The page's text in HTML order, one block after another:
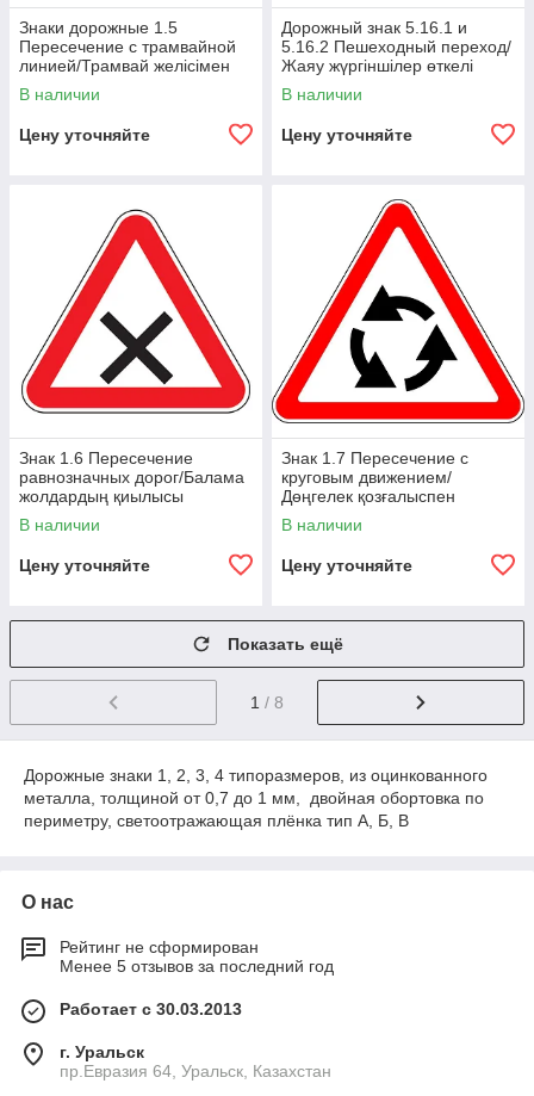
Знаки дорожные 1.5
Пересечение с трамвайной
линией/Трамвай желісімен
қиылысу
В наличии
Цену уточняйте
Дорожный знак 5.16.1 и
5.16.2 Пешеходный переход/
Жаяу жүргіншілер өткелі
В наличии
Цену уточняйте
Знак 1.6 Пересечение
равнозначных дорог/Балама
жолдардың қиылысы
В наличии
Цену уточняйте
Знак 1.7 Пересечение с
круговым движением/
Дөңгелек қозғалыспен
қиылысу
В наличии
Цену уточняйте
Показать ещё
1 / 8
Дорожные знаки 1, 2, 3, 4 типоразмеров, из оцинкованного
металла, толщиной от 0,7 до 1 мм, двойная обортовка по
периметру, светоотражающая плёнка тип А, Б, В
О нас
Рейтинг не сформирован
Менее 5 отзывов за последний год
Работает с 30.03.2013
г. Уральск
пр.Евразия 64, Уральск, Казахстан